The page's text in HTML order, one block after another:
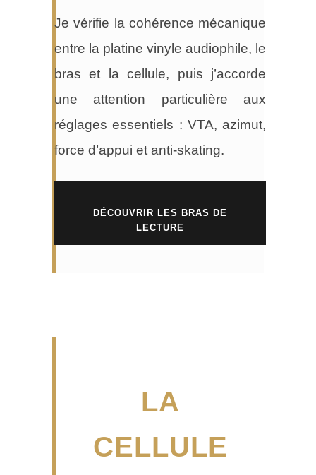
Je vérifie la cohérence mécanique
entre la platine vinyle audiophile, le
bras et la cellule, puis j’accorde
une attention particulière aux
réglages essentiels : VTA, azimut,
force d’appui et anti-skating.
DÉCOUVRIR LES BRAS DE
LECTURE
LA
CELLULE